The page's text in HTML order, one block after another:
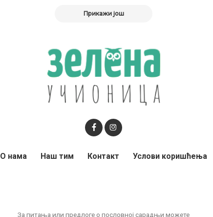
Прикажи још
За питања или предлоге о пословној сарадњи можете
О нама Наш тим Контакт Услови коришћења